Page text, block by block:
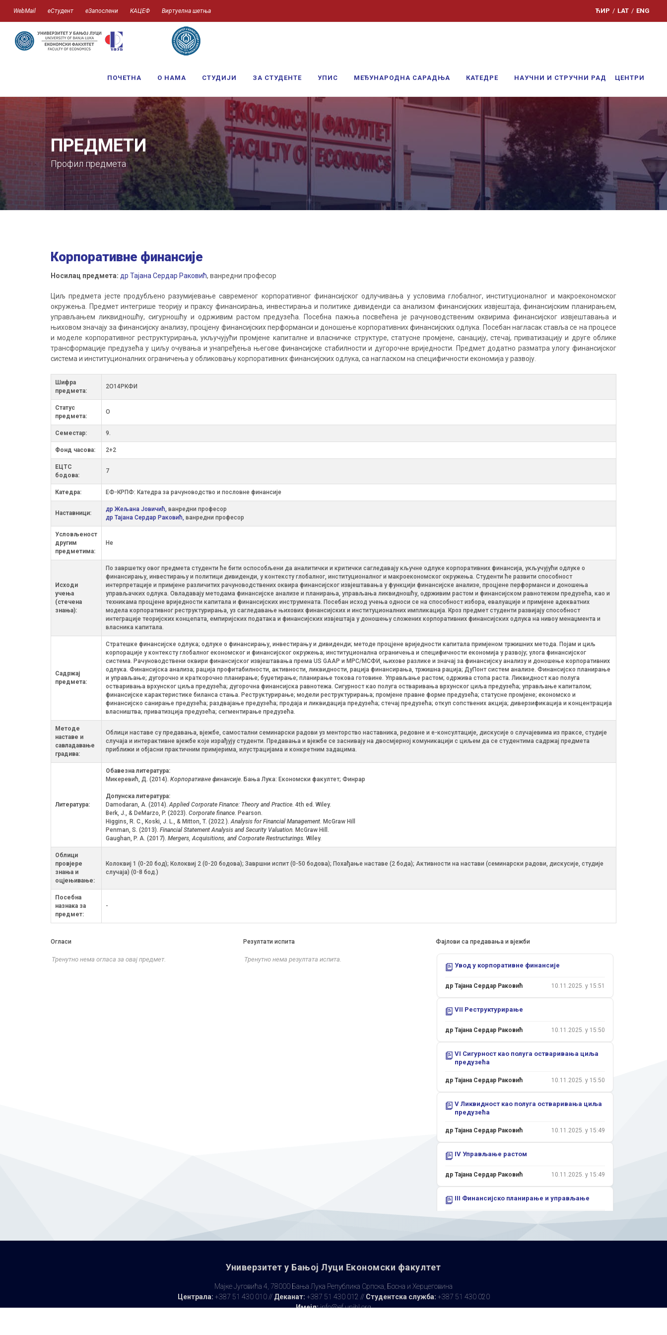
WebMail еСтудент еЗапослени КАЦЕФ Виртуелна шетња ЋИР / LAT / ENG
ПОЧЕТНА О НАМА СТУДИЈИ ЗА СТУДЕНТЕ УПИС МЕЂУНАРОДНА САРАДЊА КАТЕДРЕ НАУЧНИ И СТРУЧНИ РАД ЦЕНТРИ
ПРЕДМЕТИ
Профил предмета
Корпоративне финансије
Носилац предмета: др Тајана Сердар Раковић, ванредни професор
Циљ предмета јесте продубљено разумијевање савременог корпоративног финансијског одлучивања у условима глобалног, институционалног и макроекономског
окружења. Предмет интегрише теорију и праксу финансирања, инвестирања и политике дивиденди са анализом финансијских извјештаја, финансијским планирањем,
управљањем ликвидношћу, сигурношћу и одрживим растом предузећа. Посебна пажња посвећена је рачуноводственим оквирима финансијског извјештавања и
њиховом значају за финансијску анализу, процјену финансијских перформанси и доношење корпоративних финансијских одлука. Посебан нагласак ставља се на процесе
и моделе корпоративног реструктурирања, укључујући промјене капиталне и власничке структуре, статусне промјене, санацију, стечај, приватизацију и друге облике
трансформације предузећа у циљу очувања и унапређења његове финансијске стабилности и дугорочне вриједности. Предмет додатно разматра улогу финансијског
система и институционалних ограничења у обликовању корпоративних финансијских одлука, са нагласком на специфичности економија у развоју.
Шифра
предмета:
2О14РКФИ
Статус
предмета:
О
Семестар: 9.
Фонд часова: 2+2
ЕЦТС
бодова:
7
Катедра: ЕФ-КРПФ: Катедра за рачуноводство и пословне финансије
Наставници:
др Жељана Јовичић, ванредни професор
др Тајана Сердар Раковић, ванредни професор
Условљеност
другим
предметима:
Не
Исходи
учења
(стечена
знања):
По завршетку овог предмета студенти ће бити оспособљени да аналитички и критички сагледавају кључне одлуке корпоративних финансија, укључујући одлуке о
финансирању, инвестирању и политици дивиденди, у контексту глобалног, институционалног и макроекономског окружења. Студенти ће развити способност
интерпретације и примјене различитих рачуноводствених оквира финансијског извјештавања у функцији финансијске анализе, процјене перформанси и доношења
управљачких одлука. Овладавају методама финансијске анализе и планирања, управљања ликвидношћу, одрживим растом и финансијском равнотежом предузећа, као и
техникама процјене вриједности капитала и финансијских инструмената. Посебан исход учења односи се на способност избора, евалуације и примјене адекватних
модела корпоративног реструктурирања, уз сагледавање њихових финансијских и институционалних импликација. Кроз предмет студенти развијају способност
интеграције теоријских концепата, емпиријских података и финансијских извјештаја у доношењу сложених корпоративних финансијских одлука на нивоу менаџмента и
власника капитала.
Садржај
предмета:
Стратешке финансијске одлука; одлуке о финансирању, инвестирању и дивиденди; методе процјене вриједности капитала примјеном тржишних метода. Појам и циљ
корпорације у контексту глобалног економског и финансијског окружења; институционална ограничења и специфичности економија у развоју; улога финансијског
система. Рачуноводствени оквири финансијског извјештавања према US GAAP и МРС/МСФИ, њихове разлике и значај за финансијску анализу и доношење корпоративних
одлука. Финансијска анализа; рација профитабилности, активности, ликвидности, рација финансирања, тржишна рација; ДуПонт систем анализе. Финансијско планирање
и управљање; дугорочно и краткорочно планирање; буџетирање; планирање токова готовине. Управљање растом; одржива стопа раста. Ликвидност као полуга
остваривања врхунског циља предузећа; дугорочна финансијска равнотежа. Сигурност као полуга остваривања врхунског циља предузећа; управљање капиталом;
финансијске карактеристике биланса стања. Реструктурирање; модели реструктурирања; промјене правне форме предузећа; статусне промјене; економско и
финансијско санирање предузећа; раздвајање предузећа; продаја и ликвидација предузећа; стечај предузећа; откуп сопствених акција; диверзификација и концентрација
власништва; приватизција предузећа; сегментирање предузећа.
Методе
наставе и
савладавање
градива:
Облици наставе су предавања, вјежбе, самостални семинарски радови уз менторство наставника, редовне и е-консултације, дискусије о случајевима из праксе, студије
случаја и интерактивне вјежбе које израђују студенти. Предавања и вјежбе се заснивају на двосмјерној комуникацији с циљем да се студентима садржај предмета
приближи и објасни практичним примјерима, илустрацијама и конкретним задацима.
Литература:
Обавезна литература:
Микеревић, Д. (2014). Корпоративне финансије. Бања Лука: Економски факултет; Финрар
Допунска литература:
Damodaran, A. (2014).Applied Corporate Finance: Theory and Practice. 4th ed. Wiley.
Berk, J., & DeMarzo, P. (2023). Corporate finance. Pearson.
Higgins, R. C., Koski, J. L., & Mitton, T. (2022 ).Analysis for Financial Management. McGraw Hill
Penman, S. (2013). Financial Statement Analysis and Security Valuation. McGraw Hill.
Gaughan, P. A. (2017). Mergers, Acquisitions, and Corporate Restructurings. Wiley.
Облици
провјере
знања и
оцјењивање:
Колоквиј 1 (0-20 бод); Колоквиј 2 (0-20 бодова); Завршни испит (0-50 бодова); Похађање наставе (2 бода); Активности на настави (семинарски радови, дискусије, студије
случаја) (0-8 бод.)
Посебна
назнака за
предмет:
-
Огласи
Тренутно нема огласа за овај предмет.
Резултати испита
Тренутно нема резултата испита.
Фајлови са предавања и вјежби
Увод у корпоративне финансије
др Тајана Сердар Раковић 10.11.2025. у 15:51
VII Реструктурирање
др Тајана Сердар Раковић 10.11.2025. у 15:50
VI Сигурност као полуга остваривања циља
предузећа
др Тајана Сердар Раковић 10.11.2025. у 15:50
V Ликвидност као полуга остваривања циља
предузећа
др Тајана Сердар Раковић 10.11.2025. у 15:49
IV Управљање растом
др Тајана Сердар Раковић 10.11.2025. у 15:49
III Финансијско планирање и управљање
др Тајана Сердар Раковић
II Финансијско извјештавање као
I Корпорације и финансијски систем
Универзитет у Бањoj Луци Економски факултет
Мајке Југовића 4, 78000 Бања Лука Република Српска, Босна и Херцеговина
Централа: +387 51 430 010 // Деканат: +387 51 430 012 // Студентска служба: +387 51 430 020
Имејл:info@ef.unibl.org